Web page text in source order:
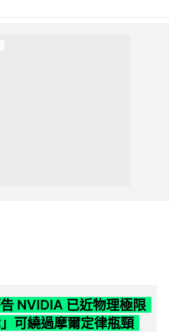
NVIDIA 已近物理極限
可繞過摩爾定律瓶頸